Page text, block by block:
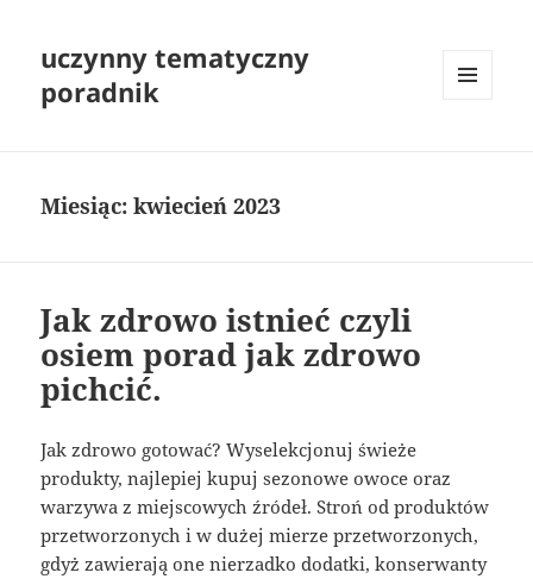
uczynny tematyczny
poradnik
Miesiąc:kwiecień 2023
Jak zdrowo istnieć czyli
osiem porad jak zdrowo
pichcić.
Jak zdrowo gotować? Wyselekcjonuj świeże
produkty, najlepiej kupuj sezonowe owoce oraz
warzywa z miejscowych źródeł. Stroń od produktów
przetworzonych i w dużej mierze przetworzonych,
gdyż zawierają one nierzadko dodatki, konserwanty